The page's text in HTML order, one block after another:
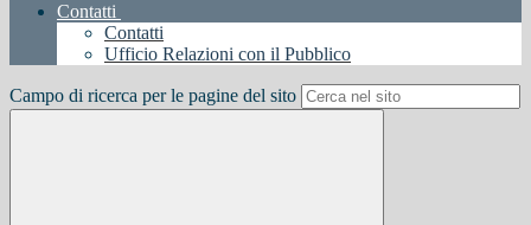
Contatti
Contatti
Ufficio Relazioni con il Pubblico
Campo di ricerca per le pagine del sito